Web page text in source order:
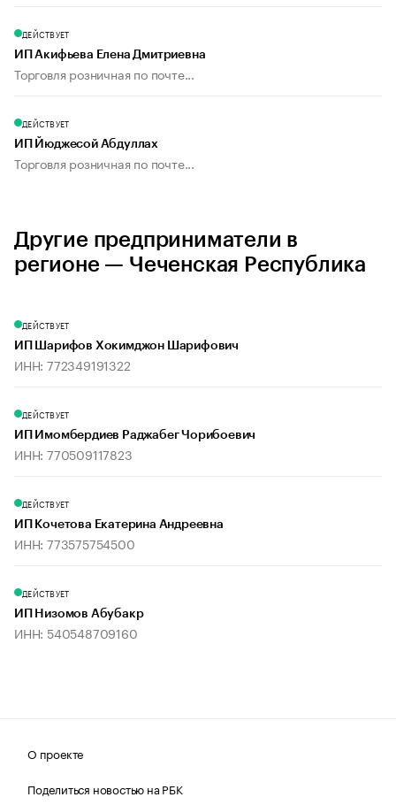
ДЕЙСТВУЕТ
ИП Акифьева Елена Дмитриевна
Торговля розничная по почте...
ДЕЙСТВУЕТ
ИП Йюджесой Абдуллах
Торговля розничная по почте...
Другие предприниматели в
регионе — Чеченская Республика
ДЕЙСТВУЕТ
ИП Шарифов Хокимджон Шарифович
ИНН: 772349191322
ДЕЙСТВУЕТ
ИП Имомбердиев Раджабег Чорибоевич
ИНН: 770509117823
ДЕЙСТВУЕТ
ИП Кочетова Екатерина Андреевна
ИНН: 773575754500
ДЕЙСТВУЕТ
ИП Низомов Абубакр
ИНН: 540548709160
О проекте
Поделиться новостью на РБК